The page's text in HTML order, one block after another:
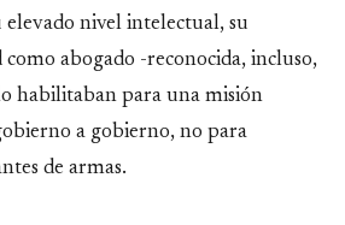
elevado nivel intelectual, su
como abogado -reconocida, incluso,
habilitaban para una misión
a gobierno, no para
de armas.